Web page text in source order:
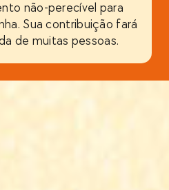
não-perecível para
Sua contribuição fará
de muitas pessoas.